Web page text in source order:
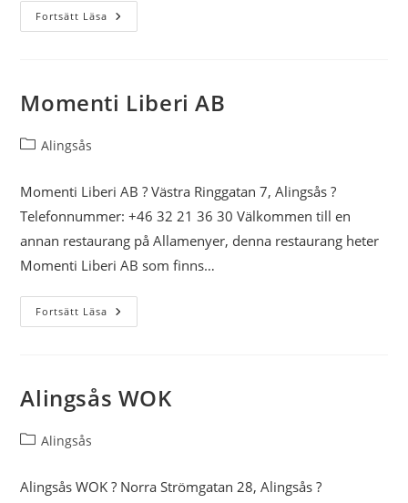
Fortsätt Läsa Bueno
Taco
Momenti Liberi AB
Inläggskategori:
Alingsås
Momenti Liberi AB ? Västra Ringgatan 7, Alingsås ?
Telefonnummer: +46 32 21 36 30 Välkommen till en
annan restaurang på Allamenyer, denna restaurang heter
Momenti Liberi AB som finns…
Fortsätt Läsa Momenti
Liberi
Alingsås WOK
Inläggskategori:
Alingsås
Alingsås WOK ? Norra Strömgatan 28, Alingsås ?